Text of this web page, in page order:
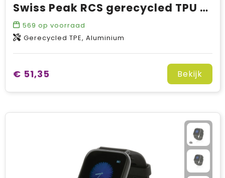
Tony’s Chocolonely
Wellmark
Swiss Peak RCS gerecycled TPU smart watch
569 op voorraad
Gerecycled TPE, Aluminium
€ 51,35 Bekijk